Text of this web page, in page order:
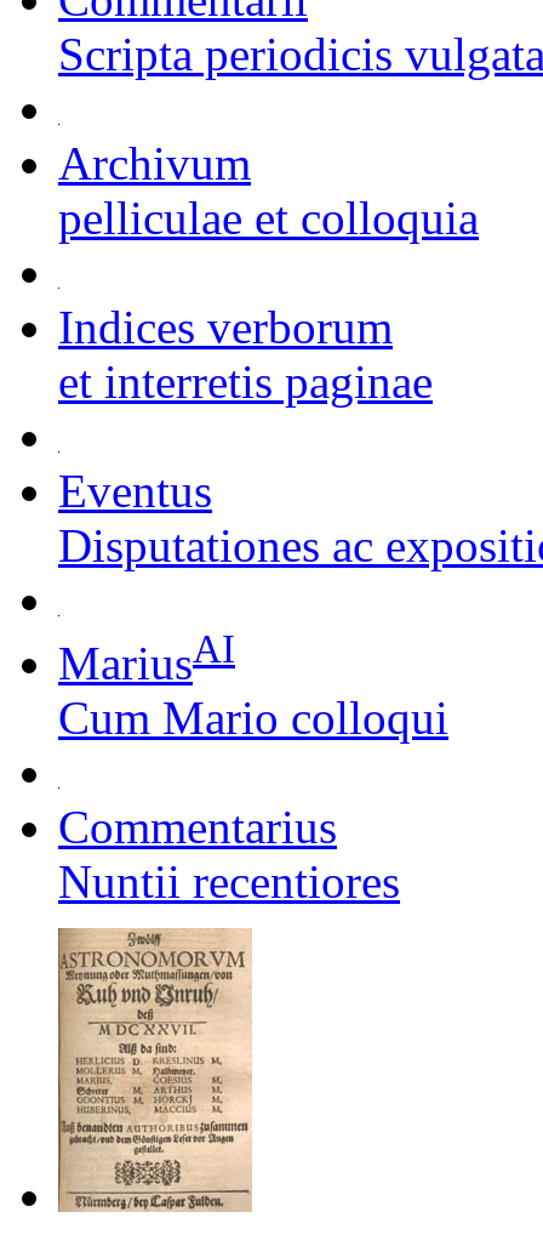
Scripta periodicis
Archivum
pelliculae et colloquia
Indices verborum
et interretis paginae
Eventus
Disputationes ac
MariusAI
Cum Mario colloqui
Commentarius
Nuntii recentiores